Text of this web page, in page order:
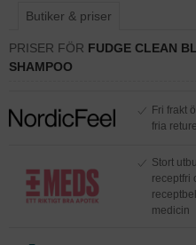
Butiker & priser
PRISER FÖR FUDGE CLEAN
SHAMPOO
Fri frakt
fria
Stort
receptfri
medicin